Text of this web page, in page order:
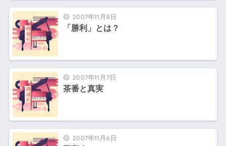
2007年11月8日
「勝利」とは？
2007年11月7日
茶番と真実
2007年11月6日